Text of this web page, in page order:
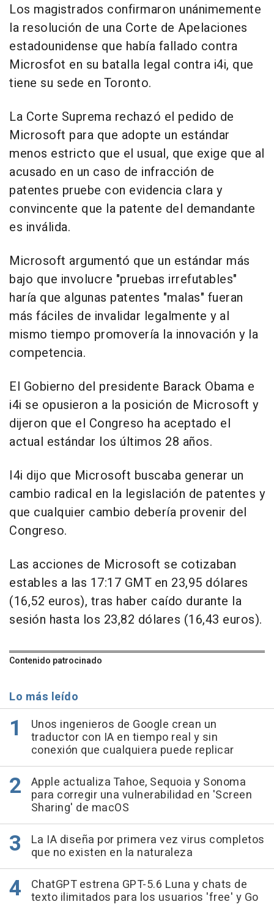
Los magistrados confirmaron unánimemente
la resolución de una Corte de Apelaciones
estadounidense que había fallado contra
Microsfot en su batalla legal contra i4i, que
tiene su sede en Toronto.
La Corte Suprema rechazó el pedido de
Microsoft para que adopte un estándar
menos estricto que el usual, que exige que al
acusado en un caso de infracción de
patentes pruebe con evidencia clara y
convincente que la patente del demandante
es inválida.
Microsoft argumentó que un estándar más
bajo que involucre "pruebas irrefutables"
haría que algunas patentes "malas" fueran
más fáciles de invalidar legalmente y al
mismo tiempo promovería la innovación y la
competencia.
El Gobierno del presidente Barack Obama e
i4i se opusieron a la posición de Microsoft y
dijeron que el Congreso ha aceptado el
actual estándar los últimos 28 años.
I4i dijo que Microsoft buscaba generar un
cambio radical en la legislación de patentes y
que cualquier cambio debería provenir del
Congreso.
Las acciones de Microsoft se cotizaban
estables a las 17:17 GMT en 23,95 dólares
(16,52 euros), tras haber caído durante la
sesión hasta los 23,82 dólares (16,43 euros).
Contenido patrocinado
Lo más leído
Unos ingenieros de Google crean un
traductor con IA en tiempo real y sin
conexión que cualquiera puede replicar
Apple actualiza Tahoe, Sequoia y Sonoma
para corregir una vulnerabilidad en 'Screen
Sharing' de macOS
La IA diseña por primera vez virus completos
que no existen en la naturaleza
ChatGPT estrena GPT-5.6 Luna y chats de
texto ilimitados para los usuarios 'free' y Go